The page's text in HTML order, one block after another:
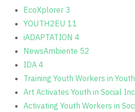
EcoXplorer 3
YOUTH2EU 11
iADAPTATION 4
NewsAmbiente 52
IDA 4
Training Youth Workers in
Art Activates Youth in Social
Activating Youth Workers in